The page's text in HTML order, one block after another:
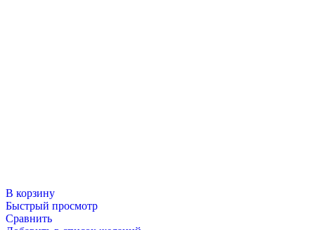
В корзину
Быстрый просмотр
Сравнить